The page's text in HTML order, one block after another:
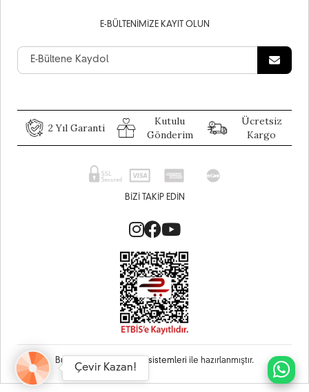
E-BÜLTENIMIZE KAYIT OLUN
2 Yıl Garanti
Kutulu
Gönderim
Ücretsiz
Kargo
BIZI TAKIP EDIN
Bu site Vikaon E-Ticaret sistemleri ile hazırlanmıştır.
Çevir Kazan!